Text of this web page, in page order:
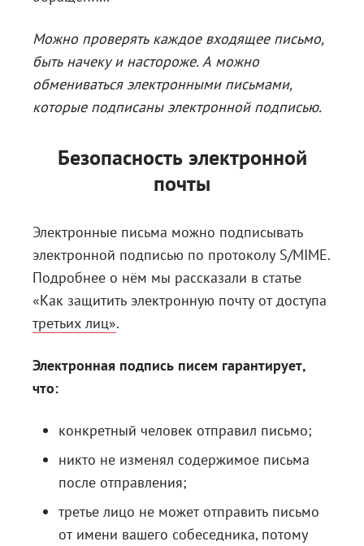
Можно проверять каждое входящее письмо,
быть начеку и настороже. А можно
обмениваться электронными письмами,
которые подписаны электронной подписью.
Безопасность электронной
почты
Электронные письма можно подписывать
электронной подписью по протоколу S/MIME.
Подробнее о нём мы рассказали в статье
«Как защитить электронную почту от доступа
третьих лиц».
Электронная подпись писем гарантирует,
что:
конкретный человек отправил письмо;
никто не изменял содержимое письма
после отправления;
третье лицо не может отправить письмо
от имени вашего собеседника, потому